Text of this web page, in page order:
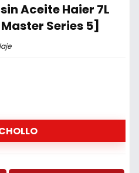
Aceite Haier 7L
Series 5]